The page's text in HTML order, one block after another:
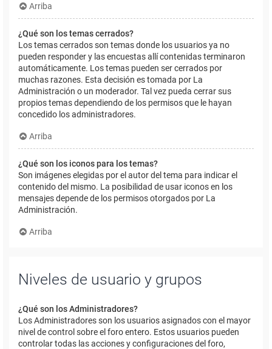
Arriba
¿Qué son los temas cerrados?
Los temas cerrados son temas donde los usuarios ya no
pueden responder y las encuestas allí contenidas terminaron
automáticamente. Los temas pueden ser cerrados por
muchas razones. Esta decisión es tomada por La
Administración o un moderador. Tal vez pueda cerrar sus
propios temas dependiendo de los permisos que le hayan
concedido los administradores.
Arriba
¿Qué son los iconos para los temas?
Son imágenes elegidas por el autor del tema para indicar el
contenido del mismo. La posibilidad de usar iconos en los
mensajes depende de los permisos otorgados por La
Administración.
Arriba
Niveles de usuario y grupos
¿Qué son los Administradores?
Los Administradores son los usuarios asignados con el mayor
nivel de control sobre el foro entero. Estos usuarios pueden
controlar todas las acciones y configuraciones del foro,